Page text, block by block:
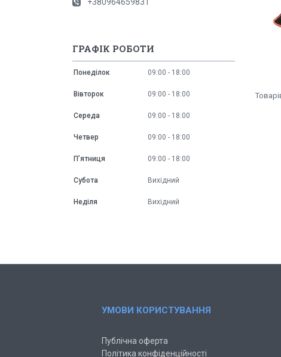
+380964659831
ГРАФІК РОБОТИ
Понеділок 09:00 18:00
Вівторок 09:00 18:00
Середа 09:00 18:00
Четвер 09:00 18:00
Пʼятниця 09:00 18:00
Субота Вихідний
Неділя Вихідний
УМОВИ КОРИСТУВАННЯ
Публічна оферта
Політика конфіденційності